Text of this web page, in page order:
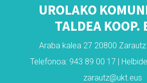
UROLAKO
TALDEA KOOP.
Araba kalea 27 20800
Telefonoa: 943 89 00 17 |
zarautz@ukt.eus